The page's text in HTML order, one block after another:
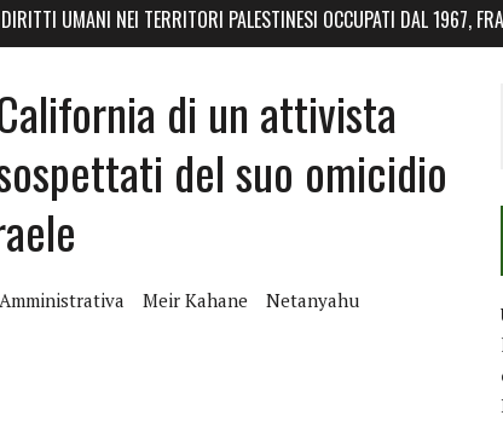
UMANI NEI TERRITORI PALESTINESI OCCUPATI DAL 1967,
di un attivista
del suo omicidio
Meir Kahane
Netanyahu